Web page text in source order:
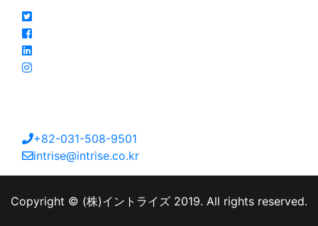
+82-031-508-9501
intrise@intrise.co.kr
Copyright © (株)イントライズ 2019. All rights reserved.